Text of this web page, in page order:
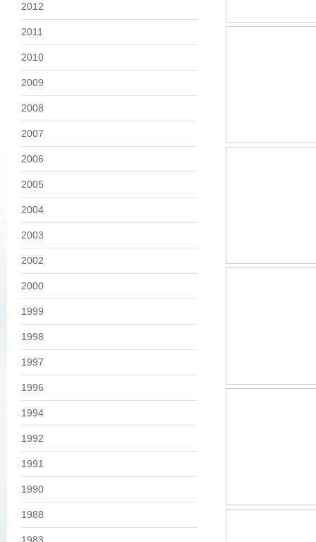
2012
2011
2010
2009
2008
2007
2006
2005
2004
2003
2002
2000
1999
1998
1997
1996
1994
1992
1991
1990
1988